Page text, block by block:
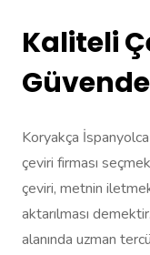
Kaliteli
Koryakça
çeviri firması
çeviri, metnin
aktarılması
alanında uzman